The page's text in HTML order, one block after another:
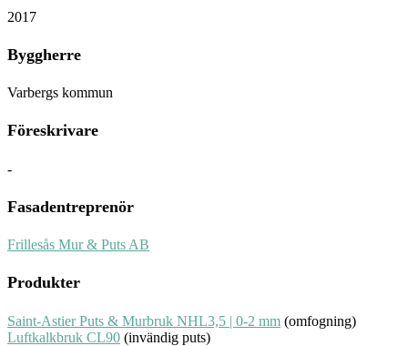
2017
Byggherre
Varbergs kommun
Föreskrivare
-
Fasadentreprenör
Frillesås Mur & Puts AB
Produkter
Saint-Astier Puts & Murbruk NHL3,5 | 0-2 mm (omfogning)
Luftkalkbruk CL90 (invändig puts)